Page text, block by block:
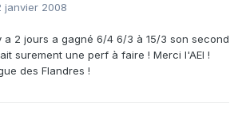
janvier 2008
a 2 jours a gagné 6/4 6/3 à 15/3 son second
surement une perf à faire ! Merci l'AEI !
des Flandres !